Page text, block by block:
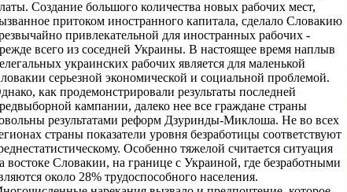
Создание большого количества новых рабочих мест,
притоком иностранного капитала, сделало Словакию
привлекательной для иностранных рабочих -
всего из соседней Украины. В настоящее время наплыв
украинских рабочих является для маленькой
серьезной экономической и социальной проблемой.
как продемонстрировали результаты последней
кампании, далеко нее все граждане страны
результатами реформ Дзуринды-Миклоша. Не во всех
страны показатели уровня безработицы соответствуют
Особенно тяжелой считается ситуация
востоке Словакии, на границе с Украиной, где безработными
около 28% трудоспособного населения.